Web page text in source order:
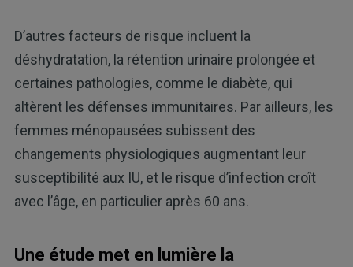
D’autres facteurs de risque incluent la
déshydratation, la rétention urinaire prolongée et
certaines pathologies, comme le diabète, qui
altèrent les défenses immunitaires. Par ailleurs, les
femmes ménopausées subissent des
changements physiologiques augmentant leur
susceptibilité aux IU, et le risque d’infection croît
avec l’âge, en particulier après 60 ans.
Une étude met en lumière la